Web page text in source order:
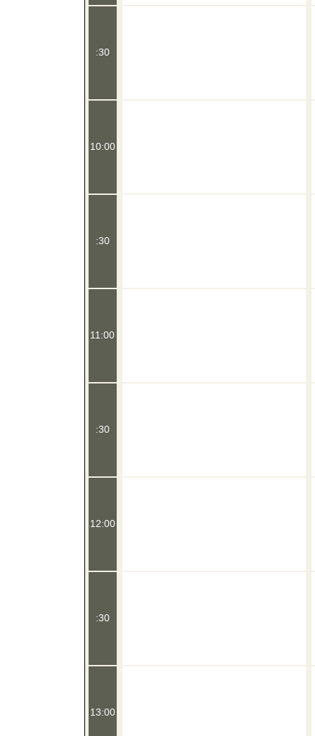
:30
10:00
:30
11:00
:30
12:00
:30
13:00